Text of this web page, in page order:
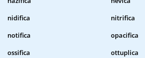
nidifica
nitrifica
notifica
opacifica
ossifica
ottuplica